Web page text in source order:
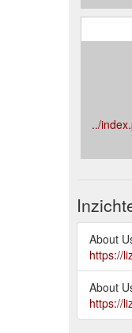
../
About
https://
About
https://